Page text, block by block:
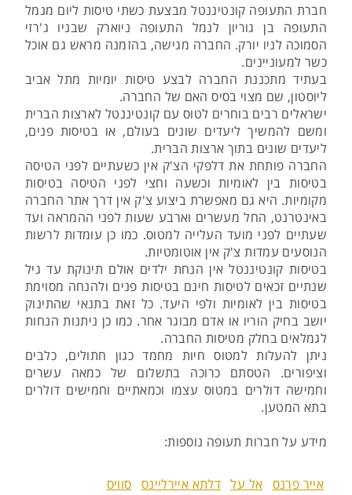
חברת התעופה קונטיננטל מבצעת כשתי טיסות ליום מנמל
התעופה בן גוריון לנמל התעופה ניוארק שבניו ג'רזי
הסמוכה לניו יורק. החברה מגישה, בהזמנה מראש גם אוכל
כשר למעוניינים.
בעתיד מתכננת החברה לבצע טיסות יומיות מתל אביב
ליוסטון, שם מצוי בסיס האם של החברה.
ישראלים רבים בוחרים לטוס עם קונטיננטל לארצות הברית
ומשם להמשיך ליעדים שונים בעולם, או בטיסות פנים,
ליעדים שונים בתוך ארצות הברית.
החברה פותחת את דלפקי הצ'ק אין כשעתיים לפני הטיסה
בטיסות בין לאומיות וכשעה וחצי לפני הטיסה בטיסות
מקומיות. היא גם מאפשרת ביצוע צ'ק אין דרך אתר החברה
באינטרנט, החל מעשרים וארבע שעות לפני ההמראה ועד
שעתיים לפני מועד העלייה למטוס. כמו כן עומדות לרשות
הנוסעים עמדות צ'ק אין אוטומטיות.
בטיסות קונטיננטל אין הנחת ילדים אולם תינוקת עד גיל
שנתיים זכאים לטיסות חינם בטיסות פנים ולהנחה מסוימת
בטיסות בין לאומיות ולפי היעד. כל זאת בתנאי שהתינוק
יושב בחיק הוריו או אדם מבוגר אחר. כמו כן ניתנות הנחות
לגמלאים בחלק מטיסות החברה.
ניתן להעלות למטוס חיות מחמד כגון חתולים, כלבים
וציפורים. הטסתם כרוכה בתשלום של כמאה עשרים
וחמישה דולרים במטוס עצמו וכמאתיים וחמישים דולרים
בתא המטען.
מידע על חברות תעופה נוספות:
אייר פרנס אל על דלתא איירליינס סוויס